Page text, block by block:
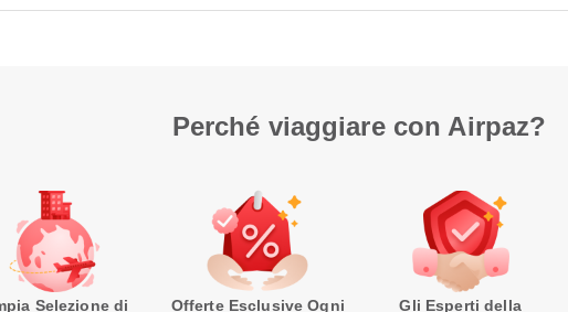
Perché viaggiare con Airpaz?
Selezione di Offerte Esclusive Ogni Gli Esperti della